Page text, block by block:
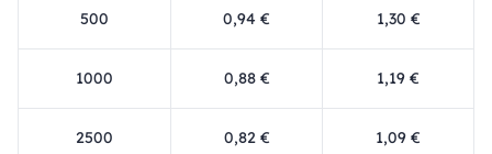
500 0,94 € 1,30 €
1000 0,88 € 1,19 €
2500 0,82 € 1,09 €